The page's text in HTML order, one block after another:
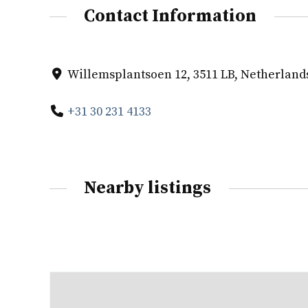
Contact Information
Willemsplantsoen 12, 3511 LB,
+31 30 231 4133
Nearby listings